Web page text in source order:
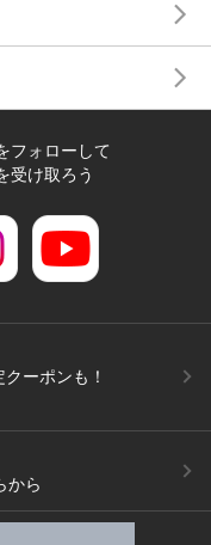
フォローして
受け取ろう
ーポンも！
から